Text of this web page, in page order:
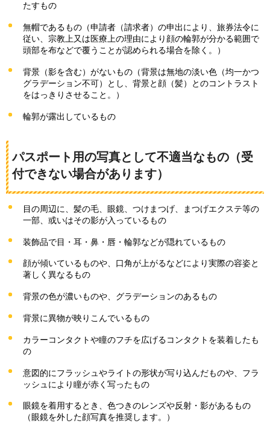
たすもの
無帽であるもの（申請者（請求者）の申出により、旅券法令に
従い、宗教上又は医療上の理由により顔の輪郭が分かる範囲で
頭部を布などで覆うことが認められる場合を除く。）
背景（影を含む）がないもの（背景は無地の淡い色（均一かつ
グラデーション不可）とし、背景と顔（髪）とのコントラスト
をはっきりさせること。）
輪郭が露出しているもの
パスポート用の写真として不適当なもの（受
付できない場合があります）
目の周辺に、髪の毛、眼鏡、つけまつげ、まつげエクステ等の
一部、或いはその影が入っているもの
装飾品で目・耳・鼻・唇・輪郭などが隠れているもの
顔が傾いているものや、口角が上がるなどにより実際の容姿と
著しく異なるもの
背景の色が濃いものや、グラデーションのあるもの
背景に異物が映りこんでいるもの
カラーコンタクトや瞳のフチを広げるコンタクトを装着したも
の
意図的にフラッシュやライトの形状が写り込んだものや、フラ
ッシュにより瞳が赤く写ったもの
眼鏡を着用するとき、色つきのレンズや反射・影があるもの
（眼鏡を外した顔写真を推奨します。）